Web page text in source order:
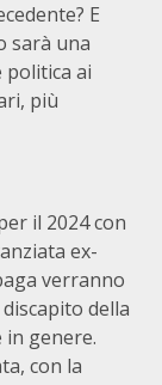
E
sarà una
politica ai
più
il 2024 con
ex-
verranno
della
in genere.
con la